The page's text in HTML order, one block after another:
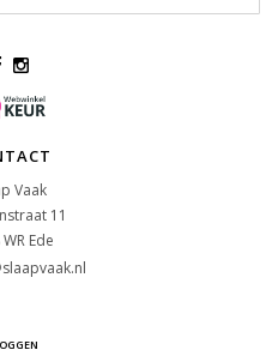
Vaak
11
Ede